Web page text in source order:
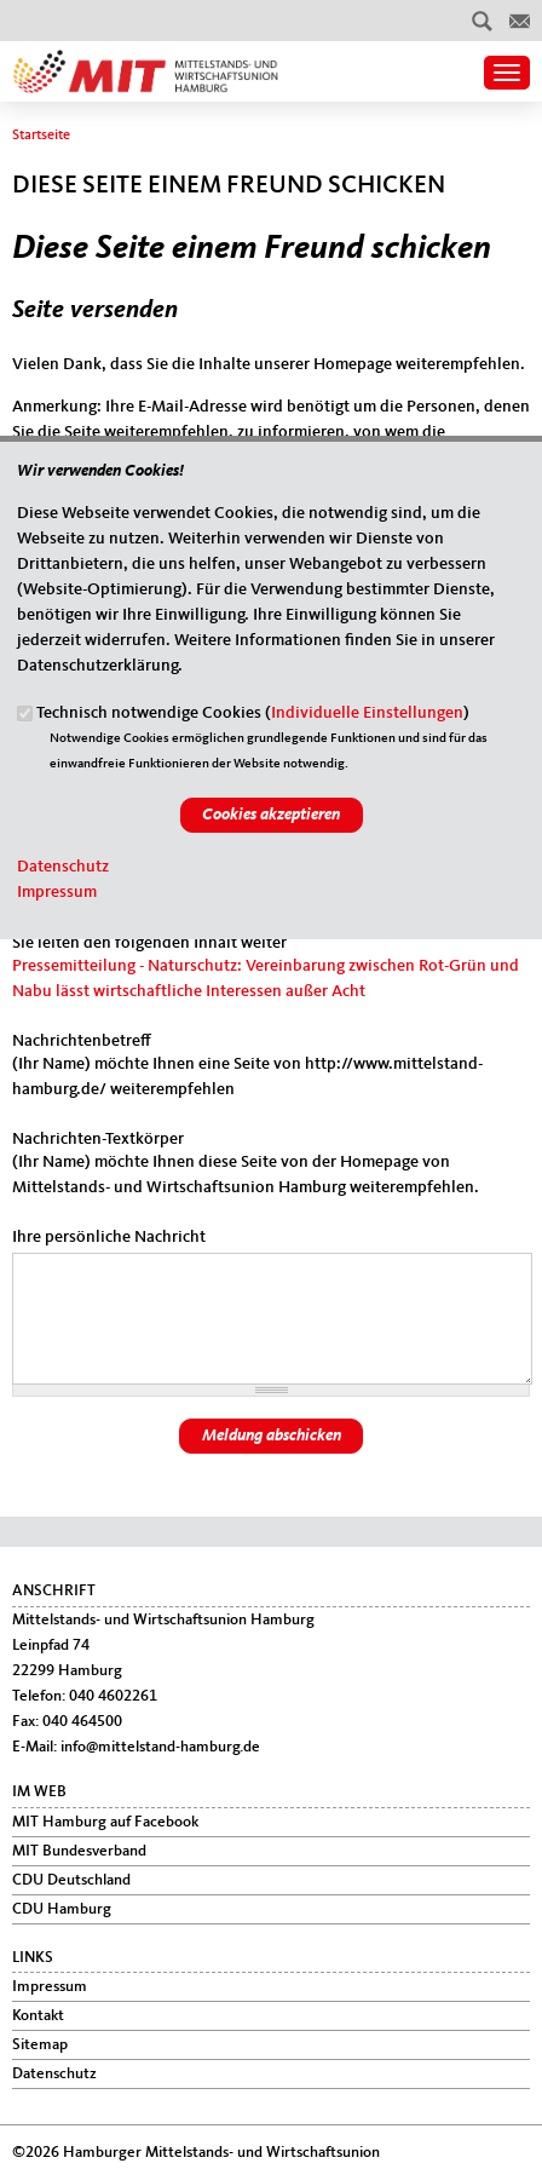
Sie sind hier
Startseite
DIESE SEITE EINEM FREUND SCHICKEN
Diese Seite einem Freund schicken
Seite versenden
Vielen Dank, dass Sie die Inhalte unserer Homepage weiterempfehlen.
Anmerkung: Ihre E-Mail-Adresse wird benötigt um die Personen, denen
Sie die Seite weiterempfehlen, zu informieren, von wem die
Eigene E-Mail-Adresse *
Eigener Name*
Senden an*
Sie können mehrere Empfänger mit Komma getrennt eingeben.
Sie leiten den folgenden Inhalt weiter
Pressemitteilung - Naturschutz: Vereinbarung zwischen Rot-Grün und
Nabu lässt wirtschaftliche Interessen außer Acht
Nachrichtenbetreff
(Ihr Name) möchte Ihnen eine Seite von http://www.mittelstand-
hamburg.de/ weiterempfehlen
Nachrichten-Textkörper
(Ihr Name) möchte Ihnen diese Seite von der Homepage von
Mittelstands- und Wirtschaftsunion Hamburg weiterempfehlen.
Ihre persönliche Nachricht
Fußbereich
ANSCHRIFT
Mittelstands- und Wirtschaftsunion Hamburg
Leinpfad 74
22299 Hamburg
Telefon: 040 4602261
Fax: 040 464500
E-Mail: info@mittelstand-hamburg.de
IM WEB
MIT Hamburg auf Facebook
MIT Bundesverband
CDU Deutschland
CDU Hamburg
LINKS
Impressum
Kontakt
Sitemap
Datenschutz
©2026 Hamburger Mittelstands- und Wirtschaftsunion
Wir verwenden Cookies!
Diese Webseite verwendet Cookies, die notwendig sind, um die
Webseite zu nutzen. Weiterhin verwenden wir Dienste von
Drittanbietern, die uns helfen, unser Webangebot zu verbessern
(Website-Optimierung). Für die Verwendung bestimmter Dienste,
benötigen wir Ihre Einwilligung. Ihre Einwilligung können Sie
jederzeit widerrufen. Weitere Informationen finden Sie in unserer
Datenschutzerklärung.
Technisch notwendige Cookies ( Individuelle Einstellungen)
Notwendige Cookies ermöglichen grundlegende Funktionen und sind für das
einwandfreie Funktionieren der Website notwendig.
Datenschutz
Impressum